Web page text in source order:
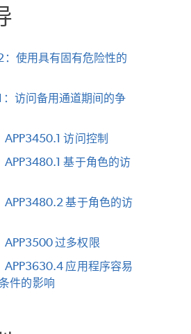
使用具有固有危险性的
访问备用通道期间的争
APP3450.1 访问控制
APP3480.1 基于角色的访
APP3480.2 基于角色的访
APP3500 过多权限
APP3630.4 应用程序容易
件的影响